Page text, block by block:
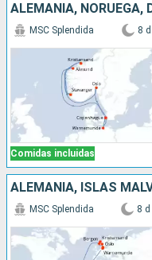
ALEMANIA, NORUEGA,
Comidas incluidas
MSC Splendida 8 d
MSC Splendida 8 d